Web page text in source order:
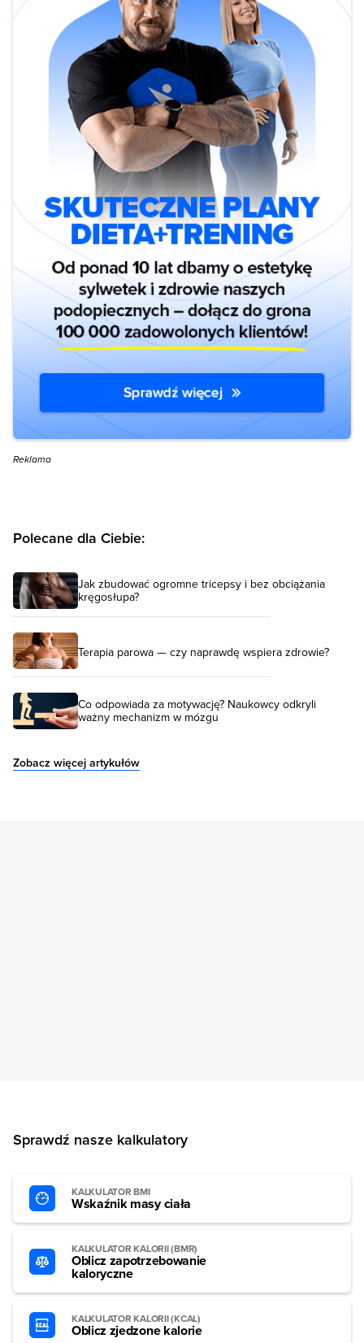
Reklama
Polecane dla Ciebie:
Jak zbudować ogromne tricepsy i bez obciążania
kręgosłupa?
Terapia parowa — czy naprawdę wspiera zdrowie?
Co odpowiada za motywację? Naukowcy odkryli
ważny mechanizm w mózgu
Zobacz więcej artykułów
Sprawdź nasze kalkulatory
KALKULATOR BMI
Wskaźnik masy ciała
KALKULATOR KALORII (BMR)
Oblicz zapotrzebowanie
kaloryczne
KALKULATOR KALORII (KCAL)
Oblicz zjedzone kalorie